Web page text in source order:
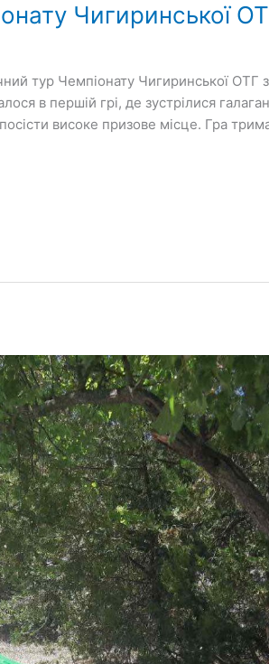
Чигиринської
тур Чемпіонату Чигиринської
в першій грі, де зустрілися
високе призове місце. Гра